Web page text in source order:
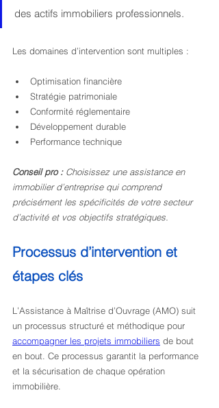
des actifs immobiliers professionnels.
Les domaines d’intervention sont multiples :
Optimisation financière
Stratégie patrimoniale
Conformité réglementaire
Développement durable
Performance technique
Conseil pro : Choisissez une assistance en
immobilier d’entreprise qui comprend
précisément les spécificités de votre secteur
d’activité et vos objectifs stratégiques.
Processus d’intervention et
étapes clés
L’Assistance à Maîtrise d’Ouvrage (AMO) suit
un processus structuré et méthodique pour
accompagner les projets immobiliers de bout
en bout. Ce processus garantit la performance
et la sécurisation de chaque opération
immobilière.